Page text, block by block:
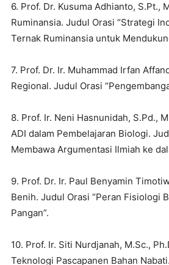
6. Prof. Dr. Kusuma Adhianto, S.Pt.,
Ruminansia. Judul Orasi “Strategi
Ternak Ruminansia untuk
7. Prof. Dr. Ir. Muhammad Irfan
Regional. Judul Orasi
8. Prof. Ir. Neni Hasnunidah, S.Pd.,
ADI dalam Pembelajaran Biologi.
Membawa Argumentasi Ilmiah ke
9. ⁠Prof. Dr. Ir. Paul Benyamin
Benih. Judul Orasi “Peran Fisiologi
Pangan”.
10. Prof. Ir. Siti Nurdjanah, M.Sc.,
Teknologi Pascapanen Bahan